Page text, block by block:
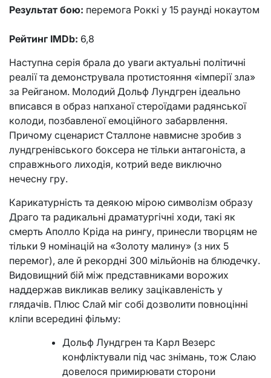
Результат бою: перемога Роккі у 15 раунді нокаутом
Рейтинг IMDb: 6,8
Наступна серія брала до уваги актуальні політичні
реалії та демонструвала протистояння «імперії зла»
за Рейганом. Молодий Дольф Лундгрен ідеально
вписався в образ напханої стероїдами радянської
колоди, позбавленої емоційного забарвлення.
Причому сценарист Сталлоне навмисне зробив з
лундгренівського боксера не тільки антагоніста, а
справжнього лиходія, котрий веде виключно
нечесну гру.
Карикатурність та деякою мірою символізм образу
Драго та радикальні драматургічні ходи, такі як
смерть Аполло Кріда на рингу, принесли творцям не
тільки 9 номінацій на «Золоту малину» (з них 5
перемог), але й рекордні 300 мільйонів на блюдечку.
Видовищний бій між представниками ворожих
наддержав викликав велику зацікавленість у
глядачів. Плюс Слай міг собі дозволити повноцінні
кліпи всередині фільму:
Дольф Лундгрен та Карл Везерс
конфліктували під час знімань, тож Слаю
довелося примирювати сторони